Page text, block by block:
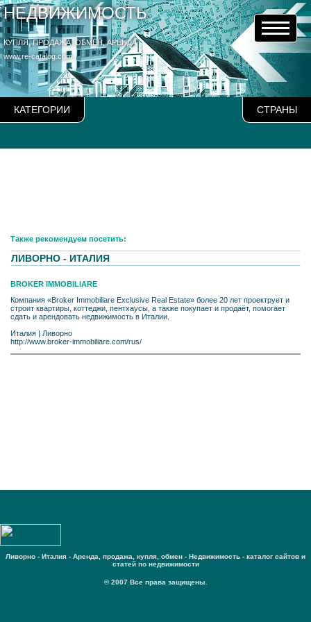
НЕДВИЖИМОСТЬ
КУПЛЯ, ПРОДАЖА, ОБМЕН, АРЕНДА
www.re-catalog.com
КАТЕГОРИИ СТРАНЫ
Также рекомендуем посетить:
ЛИВОРНО - ИТАЛИЯ
BROKER IMMOBILIARE
Компания «Broker Immobiliare Exclusive Real Estate» более 20 лет проектрует и
строит квартиры, коттеджи, пентхаусы, а также покупает и продаёт, помогает
сдать и арендовать недвижимость в Италии.
Италия | Ливорно
http://www.broker-immobiliare.com/rus/
Ливорно - Италия - Аренда, продажа, купля, обмен - Недвижимость - каталог сайтов и
статей по недвижимости
© 2007 Все права защищены.